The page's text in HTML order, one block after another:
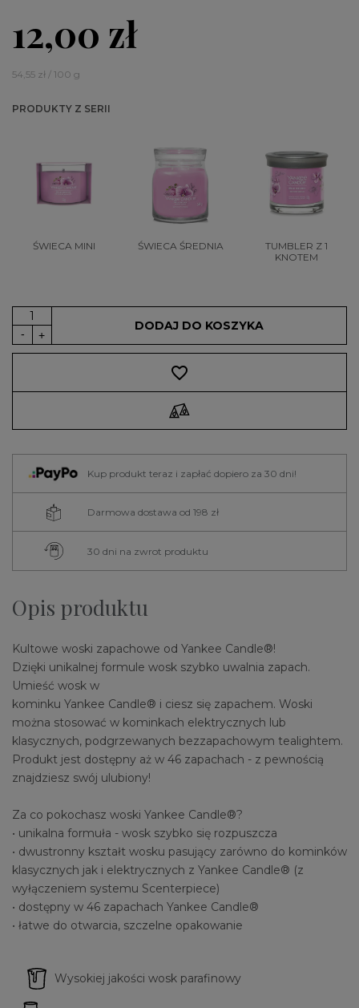
12,00 zł
54,55 zł / 100 g
PRODUKTY Z SERII
ŚWIECA MINI ŚWIECA ŚREDNIA
TUMBLER Z 1
KNOTEM
DODAJ DO KOSZYKA
favorite_border
Kup produkt teraz i zapłać dopiero za 30 dni!
Darmowa dostawa od 198 zł
30 dni na zwrot produktu
Opis produktu
Kultowe woski zapachowe od Yankee Candle®!
Dzięki unikalnej formule wosk szybko uwalnia zapach.
Umieść wosk w
kominku Yankee Candle® i ciesz się zapachem. Woski
można stosować w kominkach elektrycznych lub
klasycznych, podgrzewanych bezzapachowym tealightem.
Produkt jest dostępny aż w 46 zapachach - z pewnością
znajdziesz swój ulubiony!
Za co pokochasz woski Yankee Candle®?
• unikalna formuła - wosk szybko się rozpuszcza
• dwustronny kształt wosku pasujący zarówno do kominków
klasycznych jak i elektrycznych z Yankee Candle® (z
wyłączeniem systemu Scenterpiece)
• dostępny w 46 zapachach Yankee Candle®
• łatwe do otwarcia, szczelne opakowanie
Wysokiej jakości wosk parafinowy